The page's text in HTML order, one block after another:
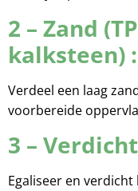
2 – Zand
kalksteen) :
Verdeel een laag
voorbereide
3 –
Egaliseer en